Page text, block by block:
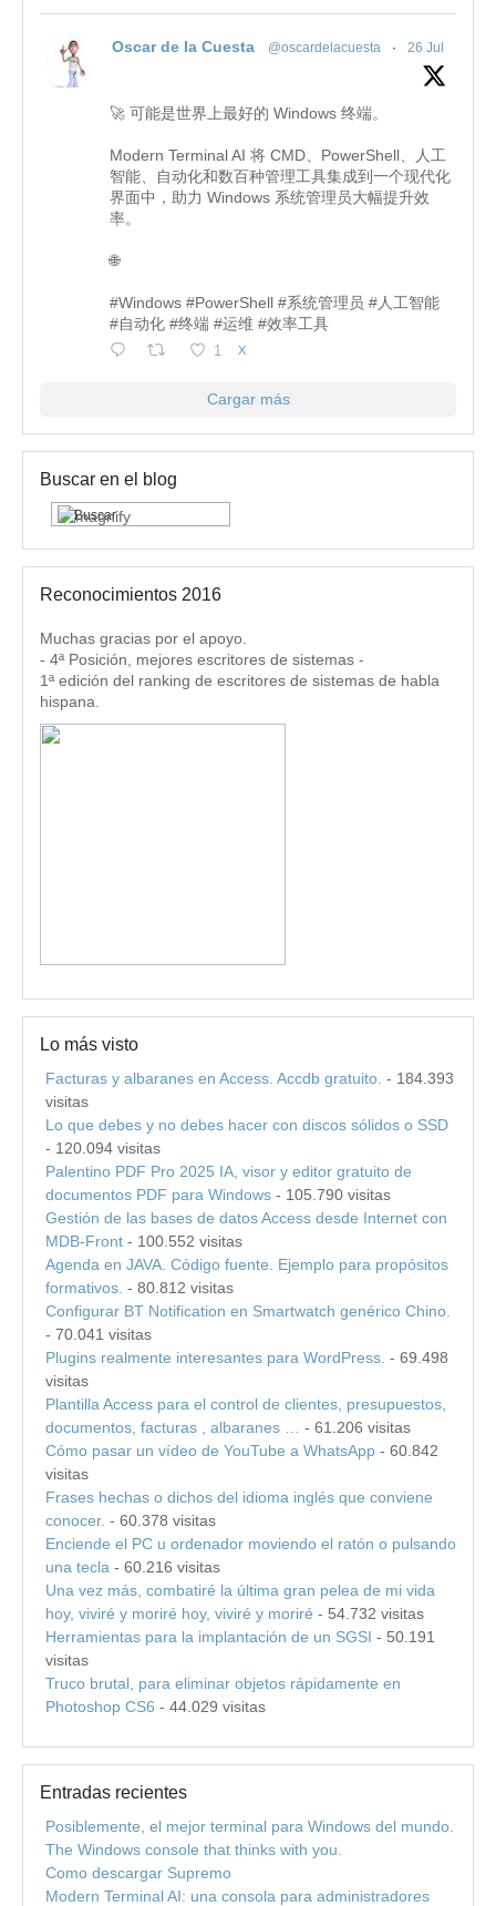
Oscar de la Cuesta @oscardelacuesta · 26 Jul
🚀 可能是世界上最好的 Windows 终端。
Modern Terminal AI 将 CMD、PowerShell、人工
智能、自动化和数百种管理工具集成到一个现代化
界面中，助力 Windows 系统管理员大幅提升效
率。
🌐
#Windows #PowerShell #系统管理员 #人工智能
#自动化 #终端 #运维 #效率工具
1 X
Cargar más
Buscar en el blog
Reconocimientos 2016
Muchas gracias por el apoyo.
- 4ª Posición, mejores escritores de sistemas -
1ª edición del ranking de escritores de sistemas de habla
hispana.
Lo más visto
Facturas y albaranes en Access. Accdb gratuito. - 184.393
visitas
Lo que debes y no debes hacer con discos sólidos o SSD
- 120.094 visitas
Palentino PDF Pro 2025 IA, visor y editor gratuito de
documentos PDF para Windows - 105.790 visitas
Gestión de las bases de datos Access desde Internet con
MDB-Front - 100.552 visitas
Agenda en JAVA. Código fuente. Ejemplo para propósitos
formativos. - 80.812 visitas
Configurar BT Notification en Smartwatch genérico Chino.
- 70.041 visitas
Plugins realmente interesantes para WordPress. - 69.498
visitas
Plantilla Access para el control de clientes, presupuestos,
documentos, facturas , albaranes …
- 61.206 visitas
Cómo pasar un vídeo de YouTube a WhatsApp - 60.842
visitas
Frases hechas o dichos del idioma inglés que conviene
conocer. - 60.378 visitas
Enciende el PC u ordenador moviendo el ratón o pulsando
una tecla - 60.216 visitas
Una vez más, combatiré la última gran pelea de mi vida
hoy, viviré y moriré hoy, viviré y moriré - 54.732 visitas
Herramientas para la implantación de un SGSI - 50.191
visitas
Truco brutal, para eliminar objetos rápidamente en
Photoshop CS6 - 44.029 visitas
Entradas recientes
Posiblemente, el mejor terminal para Windows del mundo.
The Windows console that thinks with you.
Como descargar Supremo
Modern Terminal AI: una consola para administradores